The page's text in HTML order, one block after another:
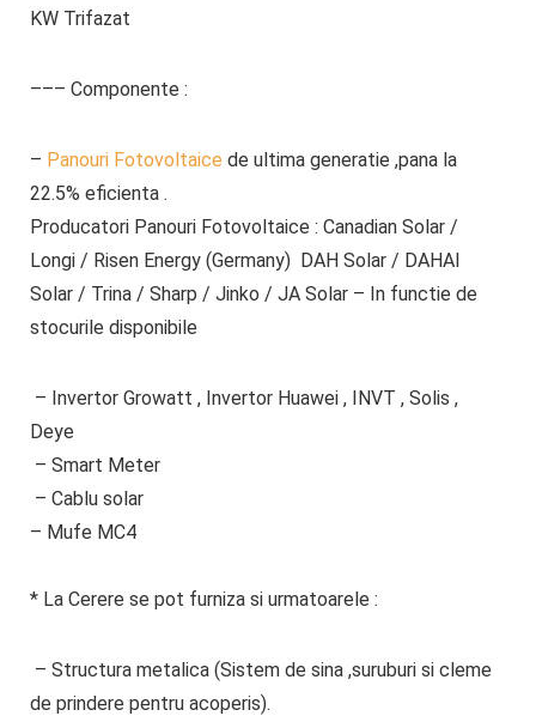
KW Trifazat
––– Componente :
– Panouri Fotovoltaice de ultima generatie ,pana la
22.5% eficienta .
Producatori Panouri Fotovoltaice : Canadian Solar /
Longi / Risen Energy (Germany) DAH Solar / DAHAI
Solar / Trina / Sharp / Jinko / JA Solar – In functie de
stocurile disponibile
– Invertor Growatt , Invertor Huawei , INVT , Solis ,
Deye
– Smart Meter
– Cablu solar
– Mufe MC4
* La Cerere se pot furniza si urmatoarele :
– Structura metalica (Sistem de sina ,suruburi si cleme
de prindere pentru acoperis).